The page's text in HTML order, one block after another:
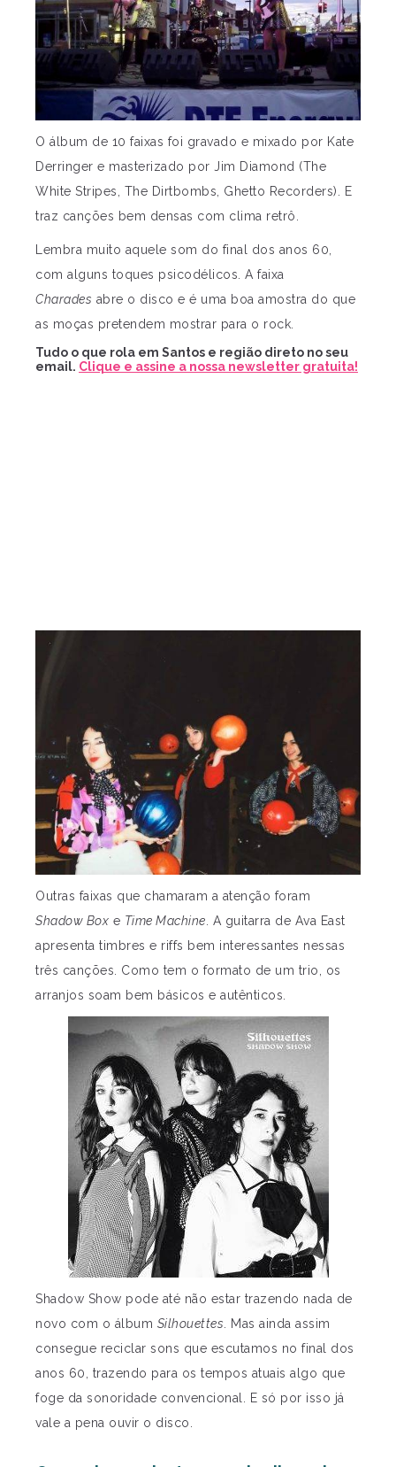
O álbum de 10 faixas foi gravado e mixado por Kate
Derringer e masterizado por Jim Diamond (The
White Stripes, The Dirtbombs, Ghetto Recorders). E
traz canções bem densas com clima retrô.
Lembra muito aquele som do final dos anos 60,
com alguns toques psicodélicos. A faixa
Charades abre o disco e é uma boa amostra do que
as moças pretendem mostrar para o rock.
Tudo o que rola em Santos e região direto no seu
email. Clique e assine a nossa newsletter gratuita!
Outras faixas que chamaram a atenção foram
Shadow Box e Time Machine . A guitarra de Ava East
apresenta timbres e riffs bem interessantes nessas
três canções. Como tem o formato de um trio, os
arranjos soam bem básicos e autênticos.
Shadow Show pode até não estar trazendo nada de
novo com o álbum Silhouettes . Mas ainda assim
consegue reciclar sons que escutamos no final dos
anos 60, trazendo para os tempos atuais algo que
foge da sonoridade convencional. E só por isso já
vale a pena ouvir o disco.